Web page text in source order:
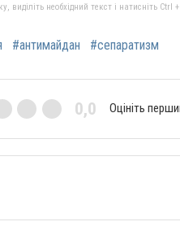
виділіть необхідний текст і натисніть Ctrl
#антимайдан #сепаратизм
0,0 Оцініть